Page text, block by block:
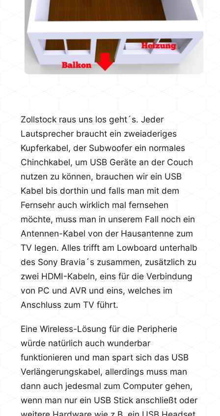
Zollstock raus uns los geht´s. Jeder
Lautsprecher braucht ein zweiaderiges
Kupferkabel, der Subwoofer ein normales
Chinchkabel, um USB Geräte an der Couch
nutzen zu können, brauchen wir ein USB
Kabel bis dorthin und falls man mit dem
Fernsehr auch wirklich mal fernsehen
möchte, muss man in unserem Fall noch ein
Antennen-Kabel von der Hausantenne zum
TV legen. Alles trifft am Lowboard unterhalb
des Sony Bravia´s zusammen, zusätzlich zu
zwei HDMI-Kabeln, eins für die Verbindung
von PC und AVR und eins, welches im
Anschluss zum TV führt.
Eine Wireless-Lösung für die Peripherie
würde natürlich auch wunderbar
funktionieren und man spart sich das USB
Verlängerungskabel, allerdings muss man
dann auch jedesmal zum Computer gehen,
wenn man nur ein USB Stick anschließt oder